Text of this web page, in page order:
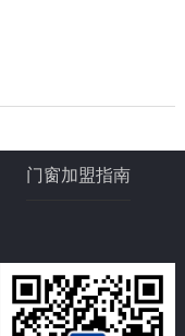
门窗加盟指南